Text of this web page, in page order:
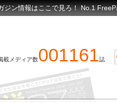
ジン情報はここで見ろ！ No.1
載メディア数001161誌